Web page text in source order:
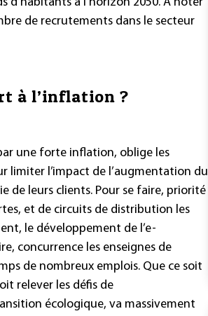
d’habitants à l’horizon 2050. A noter
de recrutements dans le secteur
à l’inflation ?
une forte inflation, oblige les
limiter l’impact de l’augmentation du
de leurs clients. Pour se faire, priorité
et de circuits de distribution les
le développement de l’e-
concurrence les enseignes de
de nombreux emplois. Que ce soit
relever les défis de
écologique, va massivement